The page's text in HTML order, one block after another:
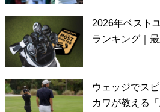
2026年ベスト
ランキング｜
ウェッジでス
カワが教える